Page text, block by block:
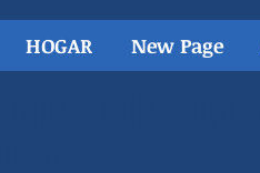
HOGAR New Page